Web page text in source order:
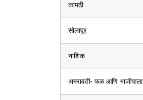
कामठी
सोलापूर
नाशिक
अमरावती- फळ आणि भाजीपाला